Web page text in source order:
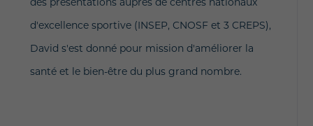
des présentations auprès de centres nationaux
d'excellence sportive (INSEP, CNOSF et 3 CREPS),
David s'est donné pour mission d'améliorer la
santé et le bien-être du plus grand nombre.